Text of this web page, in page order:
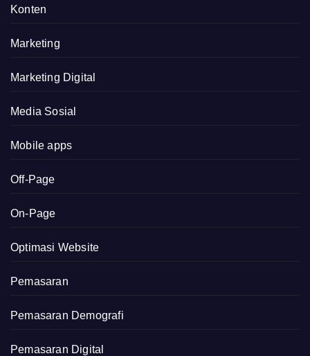
Konten
Marketing
Marketing Digital
Media Sosial
Mobile apps
Off-Page
On-Page
Optimasi Website
Pemasaran
Pemasaran Demografi
Pemasaran Digital